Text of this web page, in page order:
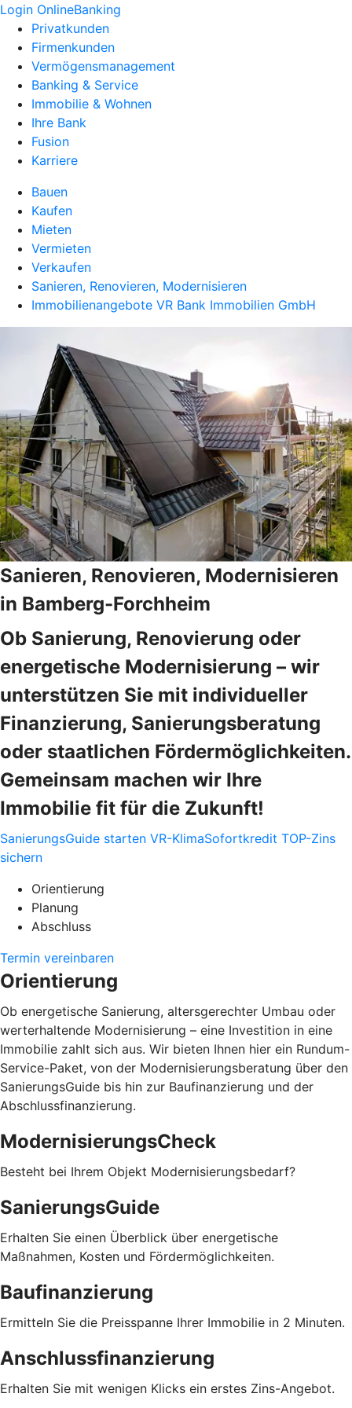
Login OnlineBanking
Privatkunden
Firmenkunden
Vermögensmanagement
Banking & Service
Immobilie & Wohnen
Ihre Bank
Fusion
Karriere
Bauen
Kaufen
Mieten
Vermieten
Verkaufen
Sanieren, Renovieren, Modernisieren
Immobilienangebote VR Bank Immobilien GmbH
Sanieren, Renovieren, Modernisieren
in Bamberg-Forchheim
Ob Sanierung, Renovierung oder
energetische Modernisierung – wir
unterstützen Sie mit individueller
Finanzierung, Sanierungsberatung
oder staatlichen Fördermöglichkeiten.
Gemeinsam machen wir Ihre
Immobilie fit für die Zukunft!
SanierungsGuide starten VR-KlimaSofortkredit TOP-Zins
sichern
Orientierung
Planung
Abschluss
Termin vereinbaren
Orientierung
Ob energetische Sanierung, altersgerechter Umbau oder
werterhaltende Modernisierung – eine Investition in eine
Immobilie zahlt sich aus. Wir bieten Ihnen hier ein Rundum-
Service-Paket, von der Modernisierungsberatung über den
SanierungsGuide bis hin zur Baufinanzierung und der
Abschlussfinanzierung.
ModernisierungsCheck
Besteht bei Ihrem Objekt Modernisierungsbedarf?
SanierungsGuide
Erhalten Sie einen Überblick über energetische
Maßnahmen, Kosten und Fördermöglichkeiten.
Baufinanzierung
Ermitteln Sie die Preisspanne Ihrer Immobilie in 2 Minuten.
Anschlussfinanzierung
Erhalten Sie mit wenigen Klicks ein erstes Zins-Angebot.